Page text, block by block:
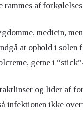
rammes af
medicin,
at ophold i
gerne i
og lider af
infektionen ikke